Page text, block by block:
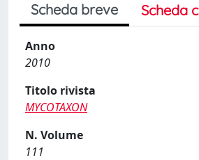
Scheda breve Scheda
Anno
2010
Titolo rivista
MYCOTAXON
N. Volume
111